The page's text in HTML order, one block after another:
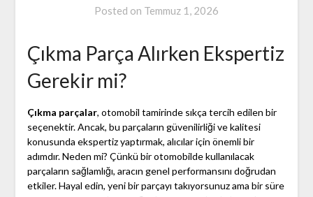
Posted on Temmuz 1, 2026
Çıkma Parça Alırken Ekspertiz
Gerekir mi?
Çıkma parçalar, otomobil tamirinde sıkça tercih edilen bir
seçenektir. Ancak, bu parçaların güvenilirliği ve kalitesi
konusunda ekspertiz yaptırmak, alıcılar için önemli bir
adımdır. Neden mi? Çünkü bir otomobilde kullanılacak
parçaların sağlamlığı, aracın genel performansını doğrudan
etkiler. Hayal edin, yeni bir parçayı takıyorsunuz ama bir süre